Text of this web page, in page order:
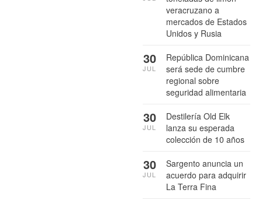
veracruzano a
mercados de Estados
Unidos y Rusia
República Dominicana
será sede de cumbre
regional sobre
seguridad alimentaria
30
JUL
Destilería Old Elk
lanza su esperada
colección de 10 años
30
JUL
Sargento anuncia un
acuerdo para adquirir
La Terra Fina
30
JUL